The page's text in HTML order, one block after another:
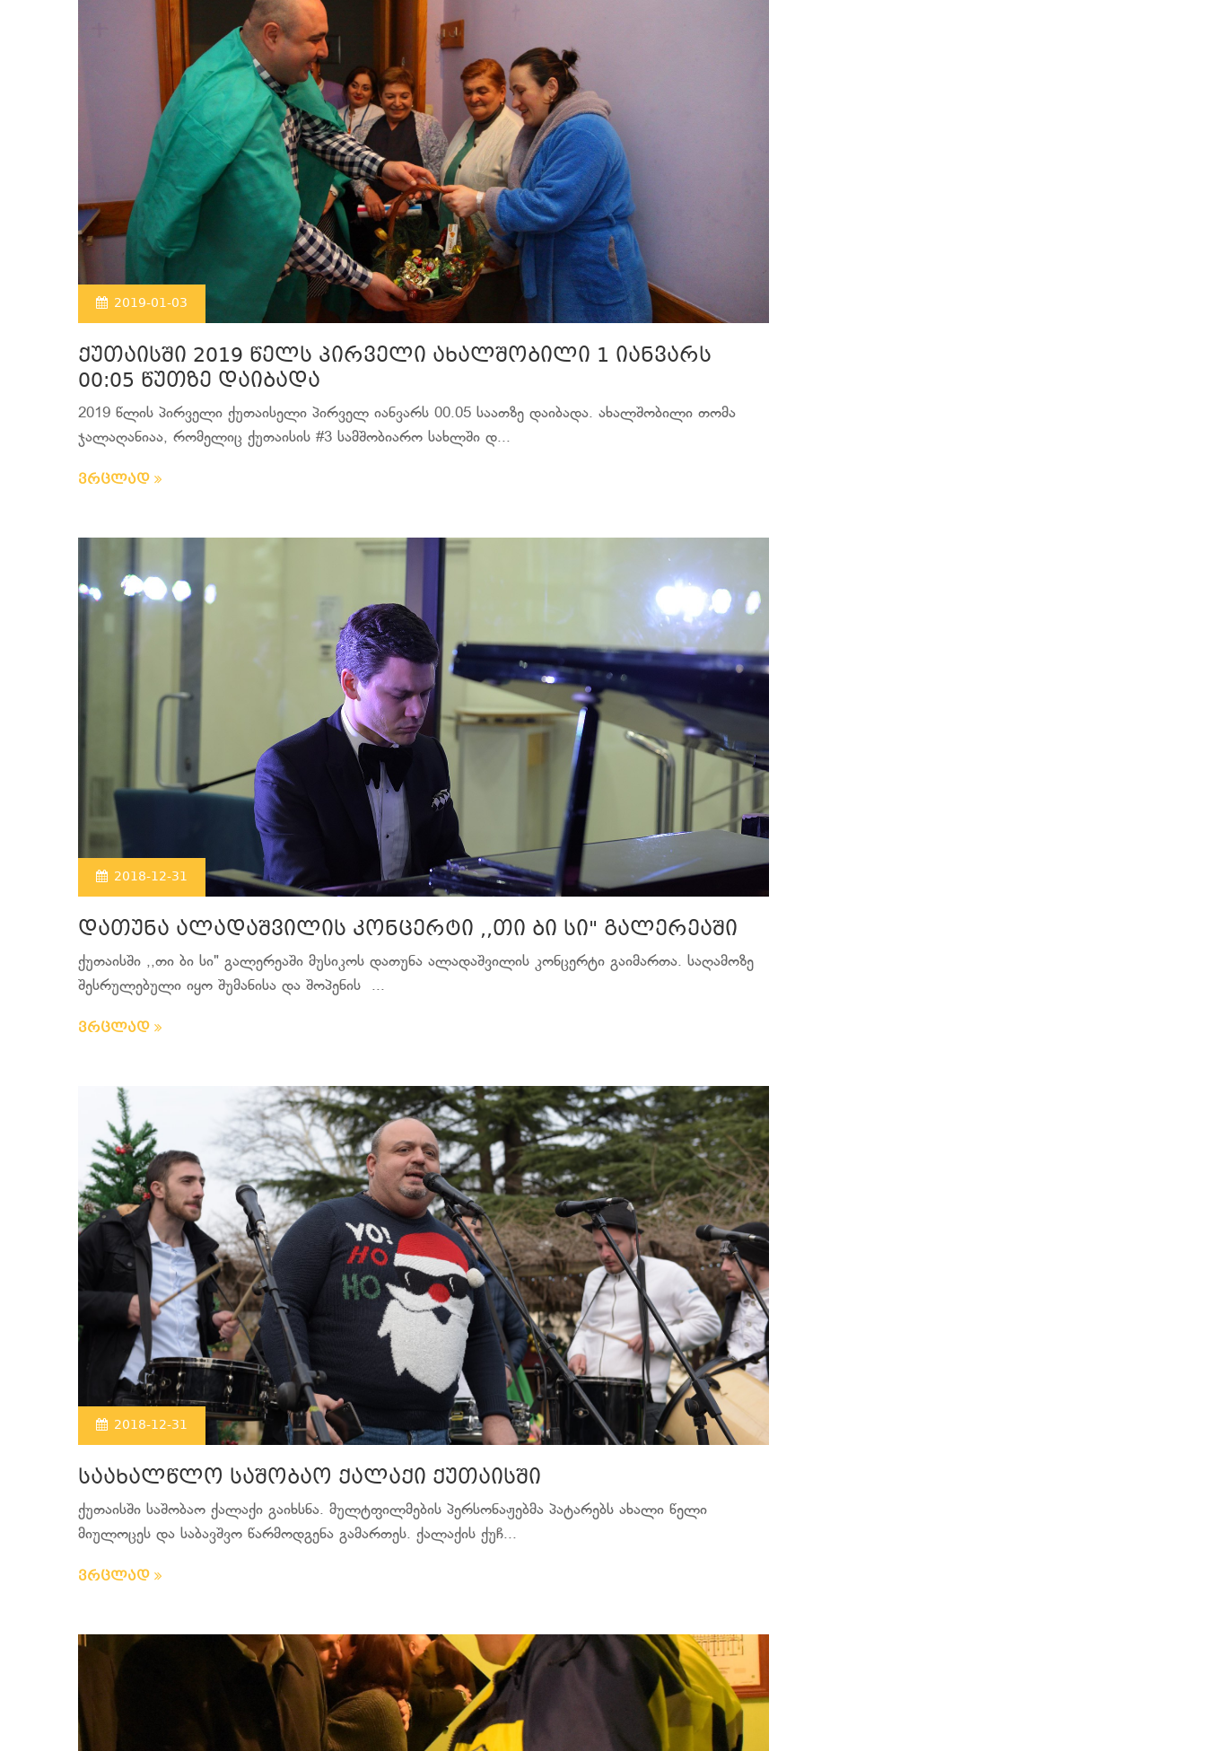
2019-01-03
ქუთაისში 2019 წელს პირველი ახალშობილი 1 იანვარს
00:05 წუთზე დაიბადა
2019 წლის პირველი ქუთაისელი პირველ იანვარს 00.05 საათზე დაიბადა. ახალშობილი თომა
ჯალაღანიაა, რომელიც ქუთაისის #3 სამშობიარო სახლში დ...
ვრცლად
2018-12-31
დათუნა ალადაშვილის კონცერტი ,,თი ბი სი" გალერეაში
ქუთაისში ,,თი ბი სი" გალერეაში მუსიკოს დათუნა ალადაშვილის კონცერტი გაიმართა. საღამოზე
შესრულებული იყო შუმანისა და შოპენის ...
ვრცლად
2018-12-31
საახალწლო საშობაო ქალაქი ქუთაისში
ქუთაისში საშობაო ქალაქი გაიხსნა. მულტფილმების პერსონაჟებმა პატარებს ახალი წელი
მიულოცეს და საბავშვო წარმოდგენა გამართეს. ქალაქის ქუჩ...
ვრცლად